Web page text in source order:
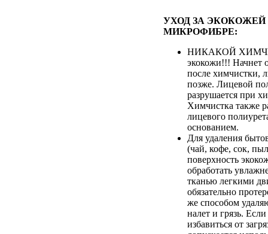
УХОД ЗА ЭКОКОЖЕЙ
МИКРОФИБРЕ:
НИКАКОЙ
экокожи!!! Начнет
после химчистки,
позже. Лицевой
разрушается при
Химчистка также
лицевого
основанием.
Для удаления
(чай, кофе, сок,
поверхность
обработать
тканью легкими
обязательно
же способом
налет и грязь.
избавиться от